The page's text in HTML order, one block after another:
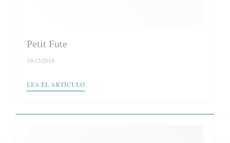
Petit Fute
19/12/2018
LEA EL ARTICULO((ABRE EN UNA NUEVA VENTANA))